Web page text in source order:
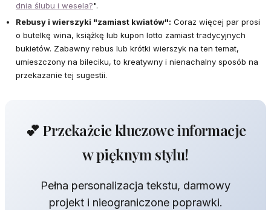
dnia ślubu i wesela?".
Rebusy i wierszyki "zamiast kwiatów": Coraz więcej par prosi
o butelkę wina, książkę lub kupon lotto zamiast tradycyjnych
bukietów. Zabawny rebus lub krótki wierszyk na ten temat,
umieszczony na bileciku, to kreatywny i nienachalny sposób na
przekazanie tej sugestii.
💕 Przekażcie kluczowe informacje
w pięknym stylu!
Pełna personalizacja tekstu, darmowy
projekt i nieograniczone poprawki.